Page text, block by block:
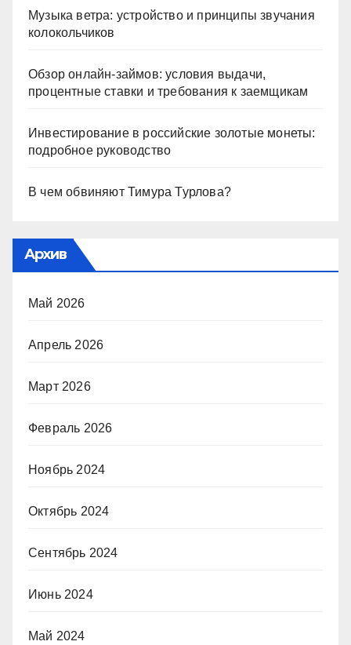
Музыка ветра: устройство и принципы звучания
колокольчиков
Обзор онлайн-займов: условия выдачи,
процентные ставки и требования к заемщикам
Инвестирование в российские золотые монеты:
подробное руководство
В чем обвиняют Тимура Турлова?
Архив
Май 2026
Апрель 2026
Март 2026
Февраль 2026
Ноябрь 2024
Октябрь 2024
Сентябрь 2024
Июнь 2024
Май 2024